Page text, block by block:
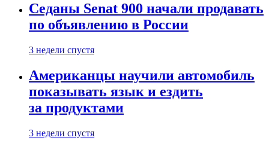
Седаны Senat 900 начали продавать
по объявлению в России
3 недели спустя
Американцы научили автомобиль
показывать язык и ездить
за продуктами
3 недели спустя